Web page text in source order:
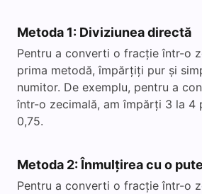
Metoda 1: Diviziunea directă
Pentru a converti o fracție într-o
prima metodă, împărțiți pur și
numitor. De exemplu, pentru a
într-o zecimală, am împărți 3 la 4
0,75.
Metoda 2: Înmulțirea cu o
Pentru a converti o fracție într-o